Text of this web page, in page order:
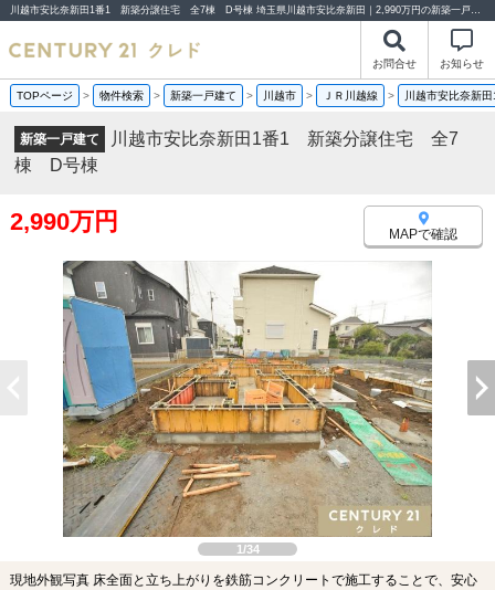
川越市安比奈新田1番1 新築分譲住宅 全7棟 D号棟 埼玉県川越市安比奈新田｜2,990万円の新築一戸建て｜分譲住宅や新築物件｜センチュリー21クレド
お問合せ お知らせ
TOPページ > 物件検索 > 新築一戸建て > 川越市 > ＪＲ川越線 > 川越市安比奈
新築一戸建て
川越市安比奈新田1番1 新築分譲住宅 全7
棟 D号棟
2,990万円 MAPで確認
1/34
現地外観写真 床全面と立ち上がりを鉄筋コンクリートで施工することで、安心